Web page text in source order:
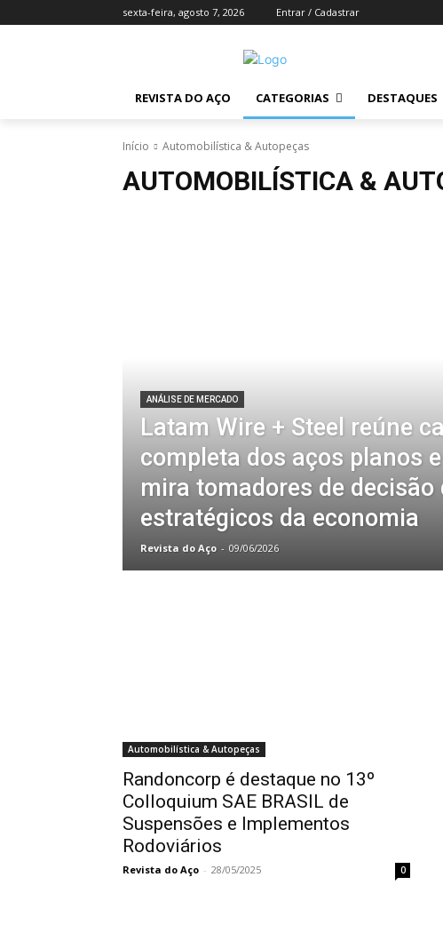
sexta-feira, agosto 7, 2026 Entrar / Cadastrar
REVISTA DO AÇO CATEGORIAS DESTAQUES
Início Automobilística & Autopeças
AUTOMOBILÍSTICA &
ANÁLISE DE MERCADO
Latam Wire + Steel reúne
completa dos aços planos
mira tomadores de decisão
estratégicos da economia
Revista do Aço - 09/06/2026
Automobilística & Autopeças
Randoncorp é destaque no 13º
Colloquium SAE BRASIL de
Suspensões e Implementos
Rodoviários
Revista do Aço - 28/05/2025 0